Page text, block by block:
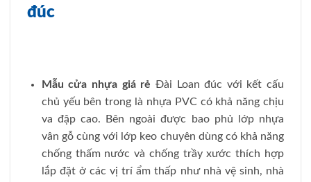
đúc
Mẫu cửa nhựa giá rẻ Đài Loan đúc với kết cấu
chủ yếu bên trong là nhựa PVC có khả năng chịu
va đập cao. Bên ngoài được bao phủ lớp nhựa
vân gỗ cùng với lớp keo chuyên dùng có khả năng
chống thấm nước và chống trầy xước thích hợp
lắp đặt ở các vị trí ẩm thấp như nhà vệ sinh, nhà